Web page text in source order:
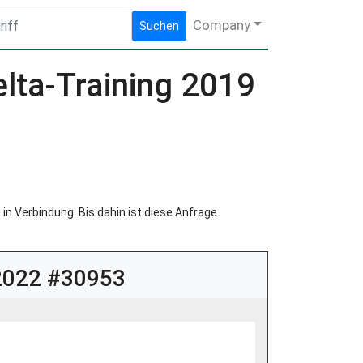
Suchen Company
Training 2019
Verbindung. Bis dahin ist diese Anfrage
#30953